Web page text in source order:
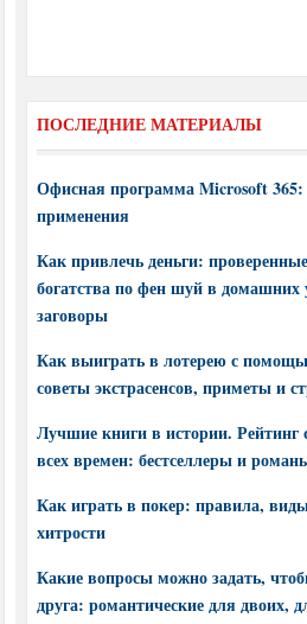
ПОСЛЕДНИЕ МАТЕРИАЛЫ
Офисная программа Microsoft
применения
Как привлечь деньги:
богатства по фен шуй в
заговоры
Как выиграть в лотерею с
советы экстрасенсов, приметы и
Лучшие книги в истории.
всех времен: бестселлеры и
Как играть в покер: правила,
хитрости
Какие вопросы можно задать,
друга: романтические для двоих,